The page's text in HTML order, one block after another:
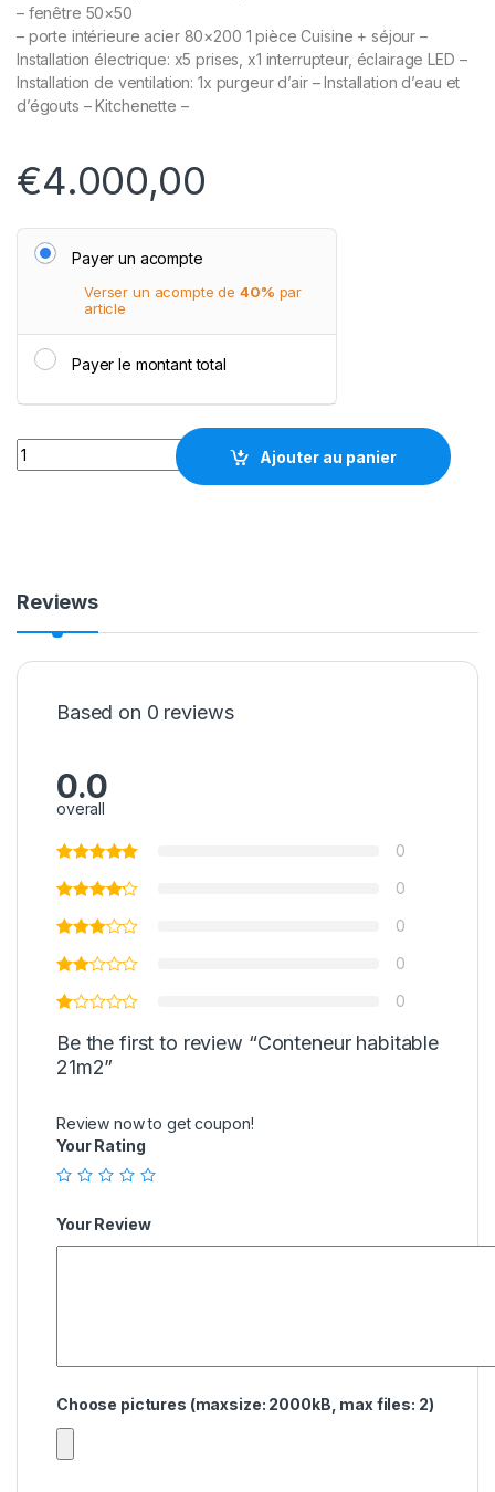
– fenêtre 50×50
– porte intérieure acier 80×200 1 pièce Cuisine + séjour –
Installation électrique: x5 prises, x1 interrupteur, éclairage LED –
Installation de ventilation: 1x purgeur d’air – Installation d’eau et
d’égouts – Kitchenette –
€4.000,00
Payer un acompte
Verser un acompte de40% par
article
Payer le montant total
Conteneur habitable 21m2 quantity
Ajouter au panier
Reviews
Based on 0 reviews
0.0
overall
0
0
0
0
0
Be the first to review “Conteneur habitable
21m2”
Review now to get coupon!
Your Rating
Your Review
Choose pictures (maxsize: 2000kB, max files: 2)